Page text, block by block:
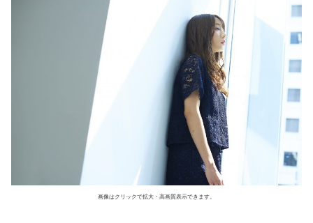
画像はクリックで拡大・高画質表示できます。